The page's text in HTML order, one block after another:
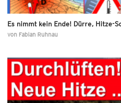
Es nimmt kein Ende! Dürre, Hitze-
von Fabian Ruhnau